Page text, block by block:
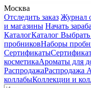
Москва
Отследить заказ Журнал
и магазины Начать
КаталогКаталог Выбрать
пробниковНаборы
Сертификаты
косметикаАроматы для
РаспродажаРаспродажа
коллабыКоллекции и